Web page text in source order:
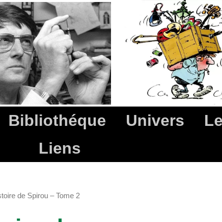
Bibliothéque Univers
Liens
de Spirou – Tome 2